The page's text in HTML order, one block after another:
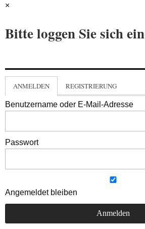
×
Bitte loggen Sie sich ein
ANMELDEN REGISTRIERUNG
Benutzername oder E-Mail-Adresse
Passwort
Angemeldet bleiben